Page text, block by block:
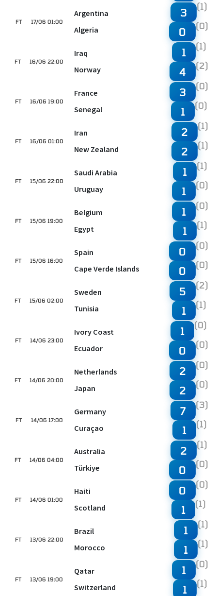
17/06 01:00
FT
Argentina
Algeria
3 (1)
0 (0)
16/06 22:00
FT
Iraq
Norway
1 (1)
4 (2)
16/06 19:00
FT
France
Senegal
3 (0)
1 (0)
16/06 01:00
FT
Iran
New Zealand
2 (1)
2 (1)
15/06 22:00
FT
Saudi Arabia
Uruguay
1 (1)
1 (0)
15/06 19:00
FT
Belgium
Egypt
1 (0)
1 (1)
15/06 16:00
FT
Spain
Cape Verde Islands
0 (0)
0 (0)
15/06 02:00
FT
Sweden
Tunisia
5 (2)
1 (1)
14/06 23:00
FT
Ivory Coast
Ecuador
1 (0)
0 (0)
14/06 20:00
FT
Netherlands
Japan
2 (0)
2 (0)
14/06 17:00
FT
Germany
Curaçao
7 (3)
1 (1)
14/06 04:00
FT
Australia
Türkiye
2 (1)
0 (0)
14/06 01:00
FT
Haiti
Scotland
0 (0)
1 (1)
13/06 22:00
FT
Brazil
Morocco
1 (1)
1 (1)
13/06 19:00
FT
Qatar
Switzerland
1 (0)
1 (1)